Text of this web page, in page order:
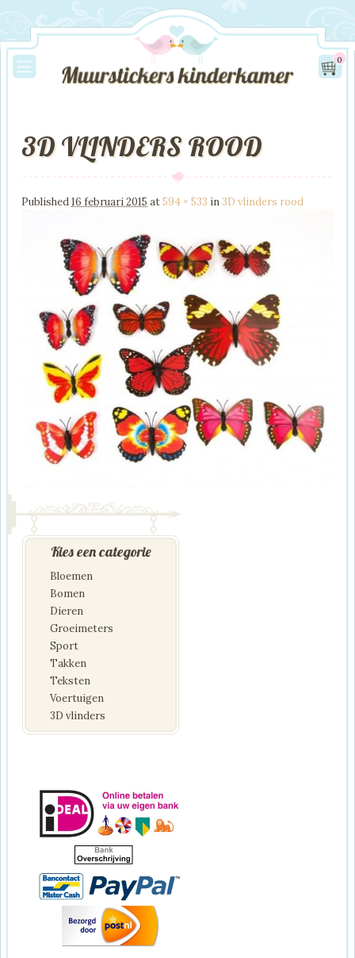
0
Image navigation
3D VLINDERS ROOD
Published16 februari 2015 at594 × 533 in 3D vlinders rood
Kies een categorie
Bloemen
Bomen
Dieren
Groeimeters
Sport
Takken
Teksten
Voertuigen
3D vlinders